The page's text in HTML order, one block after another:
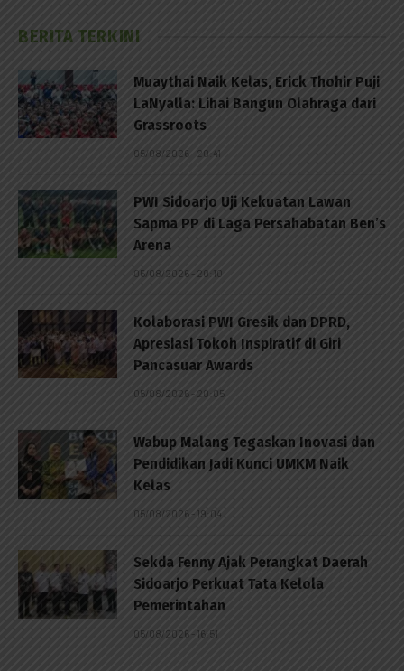
BERITA TERKINI
Muaythai Naik Kelas, Erick Thohir Puji
LaNyalla: Lihai Bangun Olahraga dari
Grassroots
05/08/2026 - 20:41
PWI Sidoarjo Uji Kekuatan Lawan
Sapma PP di Laga Persahabatan Ben’s
Arena
05/08/2026 - 20:10
Kolaborasi PWI Gresik dan DPRD,
Apresiasi Tokoh Inspiratif di Giri
Pancasuar Awards
05/08/2026 - 20:05
Wabup Malang Tegaskan Inovasi dan
Pendidikan Jadi Kunci UMKM Naik
Kelas
05/08/2026 - 19:04
Sekda Fenny Ajak Perangkat Daerah
Sidoarjo Perkuat Tata Kelola
Pemerintahan
05/08/2026 - 16:51